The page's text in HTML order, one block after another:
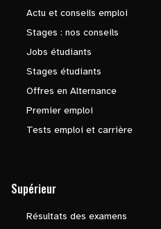
Actu et conseils emploi
Stages : nos conseils
Jobs étudiants
Stages étudiants
Offres en Alternance
Premier emploi
Tests emploi et carrière
Supérieur
Résultats des examens